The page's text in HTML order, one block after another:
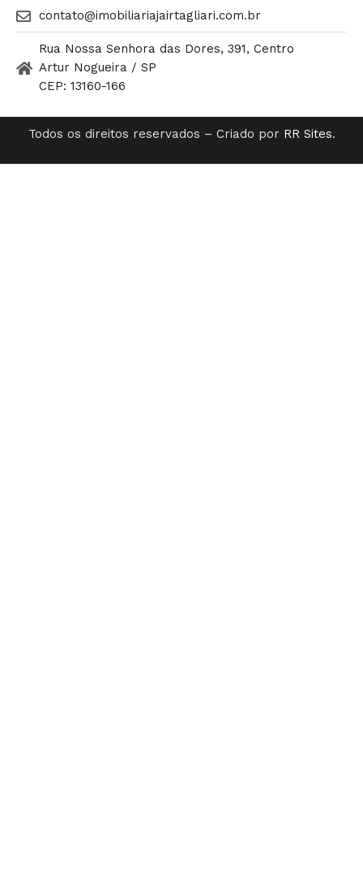
contato@imobiliariajairtagliari.com.br​
Rua Nossa Senhora das Dores, 391, Centro
Artur Nogueira / SP
CEP: 13160-166
Todos os direitos reservados – Criado por RR Sites.